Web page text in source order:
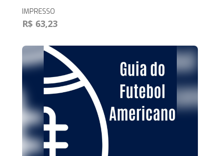
IMPRESSO
R$ 63,23